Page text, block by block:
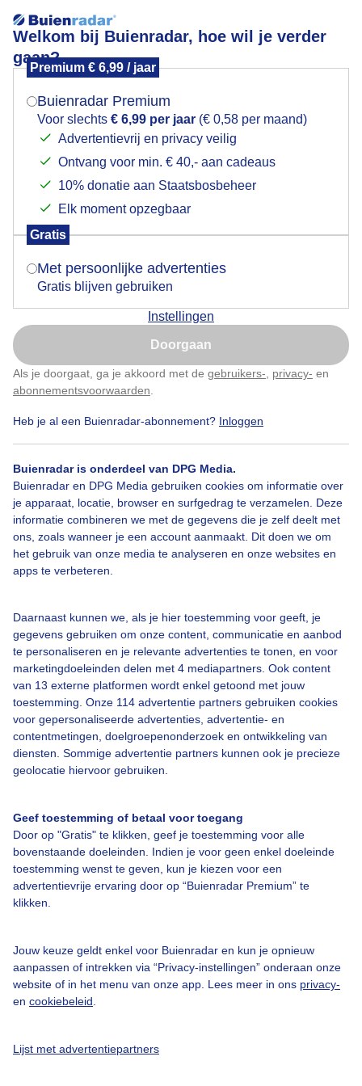
Welkom bij Buienradar, hoe wil je verder
gaan?
Premium € 6,99 / jaar
Buienradar Premium
Voor slechts € 6,99 per jaar (€ 0,58 per maand)
Advertentievrij en privacy veilig
Ontvang voor min. € 40,- aan cadeaus
10% donatie aan Staatsbosbeheer
Elk moment opzegbaar
Gratis
Met persoonlijke advertenties
Gratis blijven gebruiken
Instellingen
Doorgaan
Als je doorgaat, ga je akkoord met de gebruikers- privacy- en
abonnementsvoorwaarden
Heb je al een Buienradar-abonnement? Inloggen
Buienradar is onderdeel van DPG Media.
Buienradar en DPG Media gebruiken cookies om informatie over
je apparaat, locatie, browser en surfgedrag te verzamelen. Deze
informatie combineren we met de gegevens die je zelf deelt met
ons, zoals wanneer je een account aanmaakt. Dit doen we om
het gebruik van onze media te analyseren en onze websites en
apps te verbeteren.
Daarnaast kunnen we, als je hier toestemming voor geeft, je
gegevens gebruiken om onze content, communicatie en aanbod
te personaliseren en je relevante advertenties te tonen, en voor
marketingdoeleinden delen met 4 mediapartners. Ook content
van 13 externe platformen wordt enkel getoond met jouw
toestemming. Onze 114 advertentie partners gebruiken cookies
voor gepersonaliseerde advertenties, advertentie- en
contentmetingen, doelgroepenonderzoek en ontwikkeling van
diensten. Sommige advertentie partners kunnen ook je precieze
geolocatie hiervoor gebruiken.
Geef toestemming of betaal voor toegang
Door op "Gratis" te klikken, geef je toestemming voor alle
bovenstaande doeleinden. Indien je voor geen enkel doeleinde
toestemming wenst te geven, kun je kiezen voor een
advertentievrije ervaring door op “Buienradar Premium” te
klikken.
Jouw keuze geldt enkel voor Buienradar en kun je opnieuw
aanpassen of intrekken via “Privacy-instellingen” onderaan onze
website of in het menu van onze app. Lees meer in ons privacy-
en cookiebeleid
Lijst met advertentiepartners
Natuur!
Door: Nely V Frankenhuijzen Gemaakt: 09-10-2025, 42x bekeken
Herfst Zon
Bekijk slideshow
Over Buienradar
Bedrijfsgegevens
Contact
Toegankelijkheid
Gebruikersvoorwaarden
Adverteren
Privacy beleid
Cookie beleid
Mogen we je locatie gebruiken voor het
Indien je hier nog geen akkoord op hebt gegeven,
verschijnt er zo een pop-up uit je browser waarin
Is goed, toon de popup
Nu niet, misschien later
Klik hierom dit aan te passen